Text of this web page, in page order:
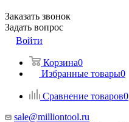
Заказать звонок
Задать вопрос
Войти
Корзина0
Избранные товары0
Сравнение товаров0
sale@milliontool.ru